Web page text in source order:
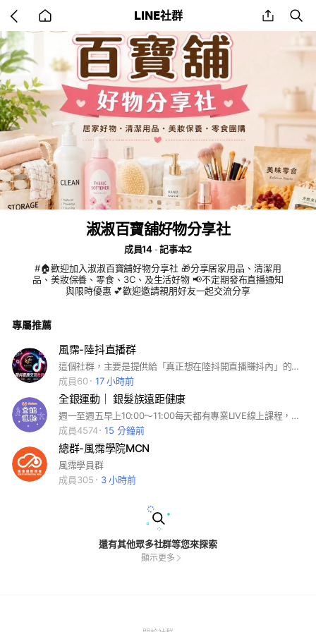
back
to
home
LINE社群 share
淑淑百寶舖好物分享社
成員14
記事本2
#🏠歡迎加入淑淑百寶舖好物分享社 🎁分享居家用品、清潔用
品、美妝保養、零食、3C、及生活好物 📢不定期發布直播通知
與限時優惠 💕歡迎邀請親朋好友一起交流分享
專屬推薦
風霈-陸抖直播群
這個社群，主要是提供給「真正想在陸抖開直播賺抖內」的朋友交流與學習。 我們希望聚集的是： ✔ 想學習直播的人 ✔ 願意持續精進的人 ✔ 對娛播有熱情的人 ✔ 願意認真開播、經營自己的人 本社群目前免費開通，不收取任何費用。 但請注意： ❌ 不適合只是看看、問問、三分鐘熱度的人 ❌ 不適合只想伸手拿結果、不願行動的人 因為直播這條路，比的從來不是天份，而是「誰願意持續學、持續播、持續成長」。 未來社群內會不定期分享： 🔹 陸抖直播資訊 🔹 開播觀念與方向 🔹 直播經驗交流 🔹 新手避坑提醒 🔹 直播成長技巧 如果你也想透過直播提升收入、想挑戰賺人民幣、想為自己多開啟一條新的機會，歡迎加入我們，一起成長。🔥
成員60
17 小時前
全銀運動｜ 銀髮族遠距健康
週一至週五早上10:00～11:00每天都有專業LIVE線上課程，大家一起健康促進。 ✨記事本有所有課程資訊✨ 歡迎一起加入👏 #防疫 #遠距 #健康 #銀髮 #長照 #運動 #衛教 #居隔好夥伴 #樂活 #退休 #熟齡 #諮詢 #健康促進 #預防 #延緩 #增健康 #課程 #免費
成員4574
15 分鐘前
總群-風霈學院MCN
風霈學員群
成員305
3 小時前
還有其他眾多社群等您來探索
顯示更多